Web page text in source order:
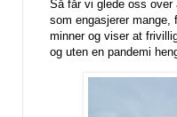
Så får vi glede oss over
som engasjerer mange,
minner og viser at
og uten en pandemi